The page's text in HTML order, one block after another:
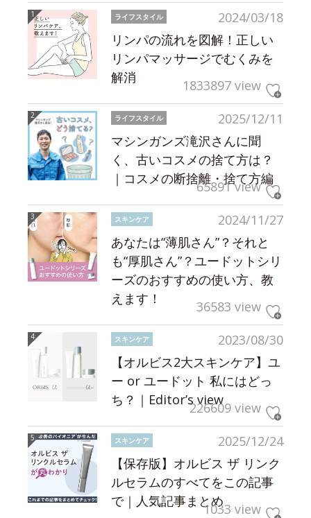
2024/03/18
ライフスタイル
リンパの流れを図解！正しい
リンパマッサージでむくみを
解消
1833897 view
2025/12/11
ライフスタイル
マシンガンズ滝沢さんに聞
く、古いコスメの捨て方は？
｜コスメの断捨離・捨て方編
65891 view
2024/11/27
スキンケア
あなたは“薄肌さん”？それと
も“厚肌さん”？ユードットシリ
ーズのおすすめの使い方、教
えます！
36583 view
2023/08/30
スキンケア
【オルビス2大スキンケア】ユ
ー or ユードット 私にはどっ
ち？｜Editor’s view226609 view
2025/12/24
スキンケア
【保存版】オルビス ザ リンク
ルセラムのすべてをこの記事
で｜人気記事まとめ1033 view